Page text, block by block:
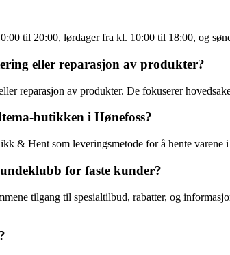
til 20:00, lørdager fra kl. 10:00 til 18:00, og
eller reparasjon av produkter?
reparasjon av produkter. De fokuserer
butikken i Hønefoss?
& Hent som leveringsmetode for å hente
for faste kunder?
tilgang til spesialtilbud, rabatter, og